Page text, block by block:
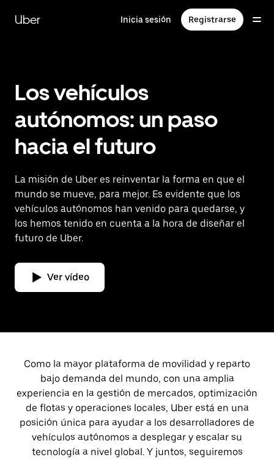
contenido
Uber Inicia sesión Registrarse
Los vehículos
autónomos: un paso
hacia el futuro
La misión de Uber es reinventar la forma en que el
mundo se mueve, para mejor. Es evidente que los
vehículos autónomos han venido para quedarse, y
los hemos tenido en cuenta a la hora de diseñar el
futuro de Uber.
Ver vídeo
Como la mayor plataforma de movilidad y reparto
bajo demanda del mundo, con una amplia
experiencia en la gestión de mercados, optimización
de flotas y operaciones locales, Uber está en una
posición única para ayudar a los desarrolladores de
vehículos autónomos a desplegar y escalar su
tecnología a nivel global. Y juntos, seguiremos